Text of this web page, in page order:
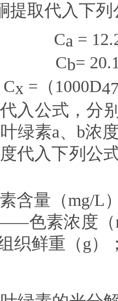
提取代入下列
Ca =
Cb=
Cx = （ 1000D
入公式，分
叶绿素a、 b浓
代入下列公
含量（mg/L
色素浓度（
织鲜重（g）